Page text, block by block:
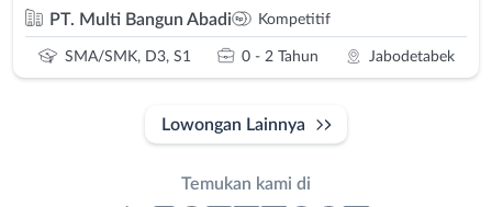
PT. Multi Bangun Abadi Kompetitif
SMA/SMK, D3, S1 0 - 2 Tahun Jabodetabek
Lowongan Lainnya
Temukan kami di